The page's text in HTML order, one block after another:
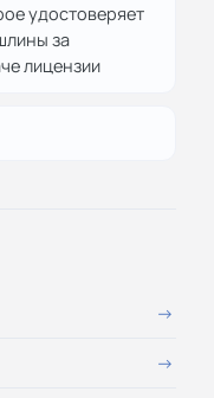
удостоверяет
за
лицензии